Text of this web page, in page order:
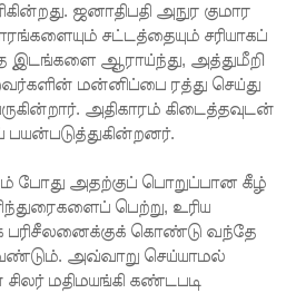
ஜனாதிபதி அநுர குமார
சட்டத்தையும் சரியாகப்
இடங்களை ஆராய்ந்து, அத்துமீறி
மன்னிப்பை ரத்து செய்து
அதிகாரம் கிடைத்தவுடன்
போது அதற்குப் பொறுப்பான கீழ்
பெற்று, உரிய
கொண்டு வந்தே
அவ்வாறு செய்யாமல்
மதிமயங்கி கண்டபடி